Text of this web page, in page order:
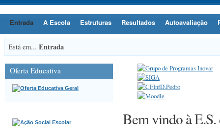
Entrada A Escola Estruturas Resultados Autoavaliação
Está em... Entrada
Bem vindo à
Oferta Educativa